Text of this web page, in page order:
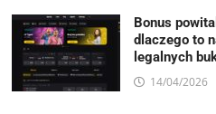
Bonus
dlaczego to
legalnych
14/04/2026